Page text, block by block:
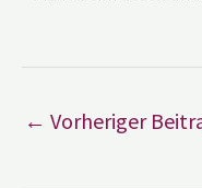
← Vorheriger